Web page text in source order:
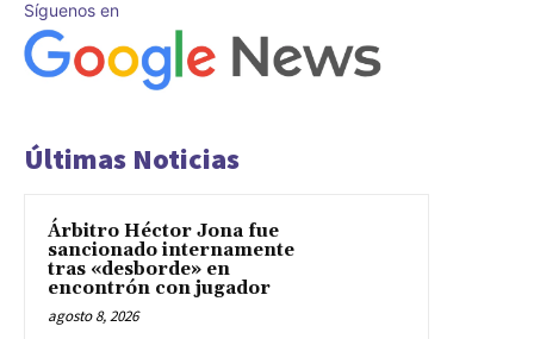
Síguenos en
Últimas Noticias
Árbitro Héctor Jona fue
sancionado internamente
tras «desborde» en
encontrón con jugador
agosto 8, 2026